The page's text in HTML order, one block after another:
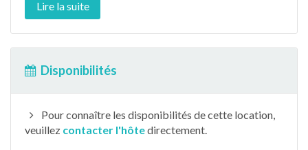
Lire la suite
Disponibilités
Pour connaître les disponibilités de cette location,
veuillez contacter l'hôtedirectement.